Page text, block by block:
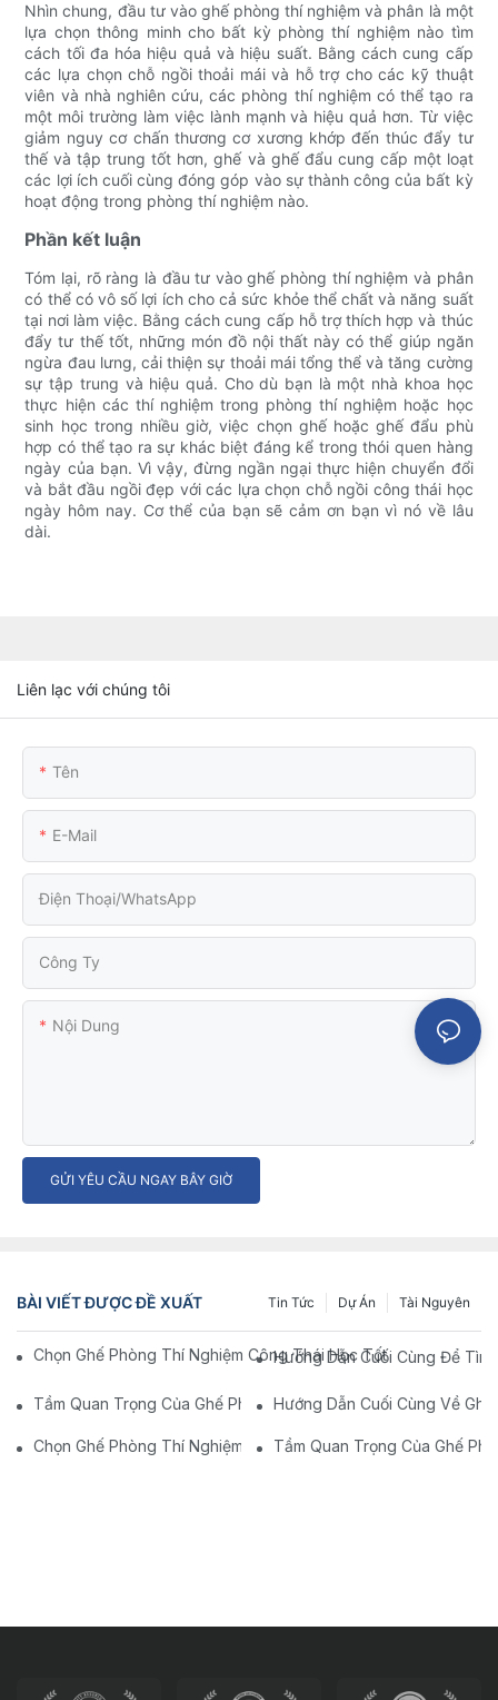
Nhìn chung, đầu tư vào ghế phòng thí nghiệm và phân là một
lựa chọn thông minh cho bất kỳ phòng thí nghiệm nào tìm
cách tối đa hóa hiệu quả và hiệu suất. Bằng cách cung cấp
các lựa chọn chỗ ngồi thoải mái và hỗ trợ cho các kỹ thuật
viên và nhà nghiên cứu, các phòng thí nghiệm có thể tạo ra
một môi trường làm việc lành mạnh và hiệu quả hơn. Từ việc
giảm nguy cơ chấn thương cơ xương khớp đến thúc đẩy tư
thế và tập trung tốt hơn, ghế và ghế đẩu cung cấp một loạt
các lợi ích cuối cùng đóng góp vào sự thành công của bất kỳ
hoạt động trong phòng thí nghiệm nào.
Phần kết luận
Tóm lại, rõ ràng là đầu tư vào ghế phòng thí nghiệm và phân
có thể có vô số lợi ích cho cả sức khỏe thể chất và năng suất
tại nơi làm việc. Bằng cách cung cấp hỗ trợ thích hợp và thúc
đẩy tư thế tốt, những món đồ nội thất này có thể giúp ngăn
ngừa đau lưng, cải thiện sự thoải mái tổng thể và tăng cường
sự tập trung và hiệu quả. Cho dù bạn là một nhà khoa học
thực hiện các thí nghiệm trong phòng thí nghiệm hoặc học
sinh học trong nhiều giờ, việc chọn ghế hoặc ghế đẩu phù
hợp có thể tạo ra sự khác biệt đáng kể trong thói quen hàng
ngày của bạn. Vì vậy, đừng ngần ngại thực hiện chuyển đổi
và bắt đầu ngồi đẹp với các lựa chọn chỗ ngồi công thái học
ngày hôm nay. Cơ thể của bạn sẽ cảm ơn bạn vì nó về lâu
dài.
Liên lạc với chúng tôi
Tên
E-Mail
Điện Thoại/WhatsApp
Công Ty
Nội Dung
GỬI YÊU CẦU NGAY BÂY GIỜ
BÀI VIẾT ĐƯỢC ĐỀ XUẤT Tài Nguyên
Dự Án
Tin Tức
Chọn Ghế Phòng Thí Nghiệm Công Thái Học Tốt Nhất Để Có
Hướng Dẫn Cuối Cùng Để
Tầm Quan Trọng Của Ghế Phòng Thí Nghiệm Công Thái Học
Hướng Dẫn Cuối Cùng Về
Chọn Ghế Phòng Thí Nghiệm Công Thái Học Hoàn Hảo:
Tầm Quan Trọng Của Ghế